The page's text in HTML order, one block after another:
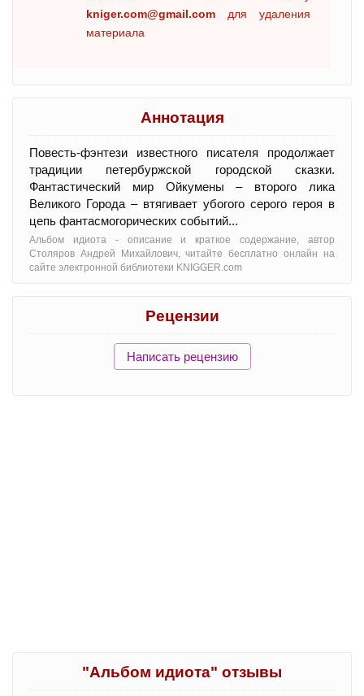
kniger.com@gmail.com для удаления
материала
Аннотация
Повесть-фэнтези известного писателя продолжает
традиции петербуржской городской сказки.
Фантастический мир Ойкумены – второго лика
Великого Города – втягивает убогого серого героя в
цепь фантасмогорических событий...
Альбом идиота - oписание и краткое содержание, автор
Столяров Андрей Михайлович, читайте бесплатно онлайн на
сайте электронной библиотеки KNIGGER.com
Рецензии
Написать рецензию
"Альбом идиота" отзывы